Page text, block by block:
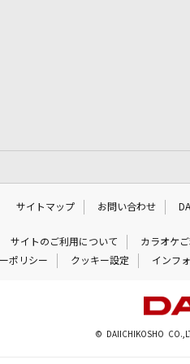
サイトマップ お問い合わせ
サイトのご利用について カラオケ
ポリシー クッキー設定 インフ
© DAIICHIKOSHO